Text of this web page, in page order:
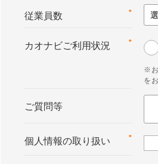
*
従業員数
*
カオナビご利用状況
※お
を
ご質問等
*
個人情報の取り扱い